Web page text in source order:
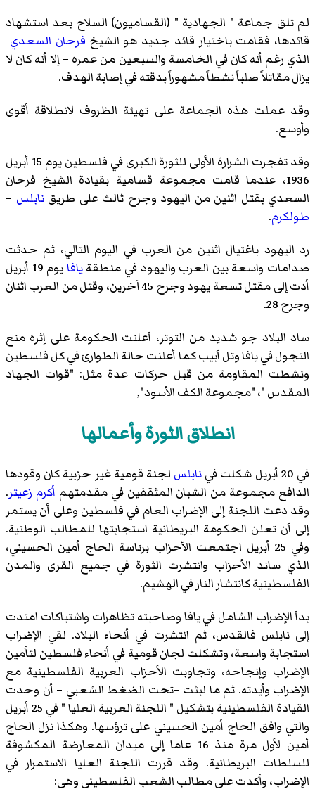
لم تلق جماعة " الجهادية " (القساميون) السلاح بعد استشهاد
قائدها، فقامت باختيار قائد جديد هو الشيخ فرحان السعدي-
الذي رغم أنه كان في الخامسة والسبعين من عمره – إلا أنه كان لا
يزال مقاتلاً صلباً نشطاً مشهوراً بدقته في إصابة الهدف.
وقد عملت هذه الجماعة على تهيئة الظروف لانطلاقة أقوى
وأوسع.
وقد تفجرت الشرارة الأولى للثورة الكبرى في فلسطين يوم 15 أبريل
1936، عندما قامت مجموعة قسامية بقيادة الشيخ فرحان
السعدي بقتل اثنين من اليهود وجرح ثالث على طريقنابلس –
طولكرم.
رد اليهود باغتيال اثنين من العرب في اليوم التالي، ثم حدثت
صدامات واسعة بين العرب واليهود في منطقةيافا
يوم 19 أبريل
أدت إلى مقتل تسعة يهود وجرح 45 آخرين، وقتل من العرب اثنان
وجرح 28.
ساد البلاد جو شديد من التوتر، أعلنت الحكومة على إثره منع
التجول في يافا وتل أبيب كما أعلنت حالة الطوارئ في كل فلسطين
ونشطت المقاومة من قبل حركات عدة مثل: "قوات الجهاد
المقدس "، "مجموعة الكف الأسود",
انطلاق الثورة وأعمالها
في 20 أبريل شكلت في نابلس لجنة قومية غير حزبية كان وقودها
الدافع مجموعة من الشبان المثقفين في مقدمتهم أكرم زعيتر.
وقد دعت اللجنة إلى الإضراب العام في فلسطين وعلى أن يستمر
إلى أن تعلن الحكومة البريطانية استجابتها للمطالب الوطنية.
وفي 25 أبريل اجتمعت الأحزاب برئاسة الحاج أمين الحسيني،
الذي ساند الأحزاب وانتشرت الثورة في جميع القرى والمدن
الفلسطينية كانتشار النار في الهشيم.
بدأ الإضراب الشامل في يافا وصاحبته تظاهرات واشتباكات امتدت
إلى نابلس فالقدس، ثم انتشرت في أنحاء البلاد. لقي الإضراب
استجابة واسعة، وتشكلت لجان قومية في أنحاء فلسطين لتأمين
الإضراب وإنجاحه، وتجاوبت الأحزاب العربية الفلسطينية مع
الإضراب وأيدته. ثم ما لبثت –تحت الضغط الشعبي – أن وحدت
القيادة الفلسطينية بتشكيل " اللجنة العربية العليا " في 25 أبريل
والتي وافق الحاج أمين الحسيني على ترؤسها. وهكذا نزل الحاج
أمين لأول مرة منذ 16 عاما إلى ميدان المعارضة المكشوفة
للسلطات البريطانية. وقد قررت اللجنة العليا الاستمرار في
الإضراب، وأكدت على مطالب الشعب الفلسطيني وهي: